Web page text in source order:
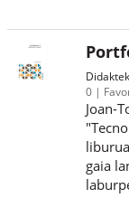
0
Joan-
gaia